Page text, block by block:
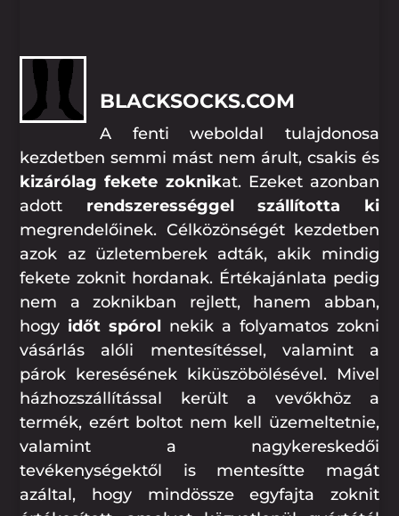
BLACKSOCKS.COM
A fenti weboldal tulajdonosa
kezdetben semmi mást nem árult, csakis és
kizárólag fekete zoknikat. Ezeket azonban
adott rendszerességgel szállította ki
megrendelőinek. Célközönségét kezdetben
azok az üzletemberek adták, akik mindig
fekete zoknit hordanak. Értékajánlata pedig
nem a zoknikban rejlett, hanem abban,
hogy időt spórol nekik a folyamatos zokni
vásárlás alóli mentesítéssel, valamint a
párok keresésének kiküszöbölésével. Mivel
házhozszállítással került a vevőkhöz a
termék, ezért boltot nem kell üzemeltetnie,
valamint a nagykereskedői
tevékenységektől is mentesítte magát
azáltal, hogy mindössze egyfajta zoknit